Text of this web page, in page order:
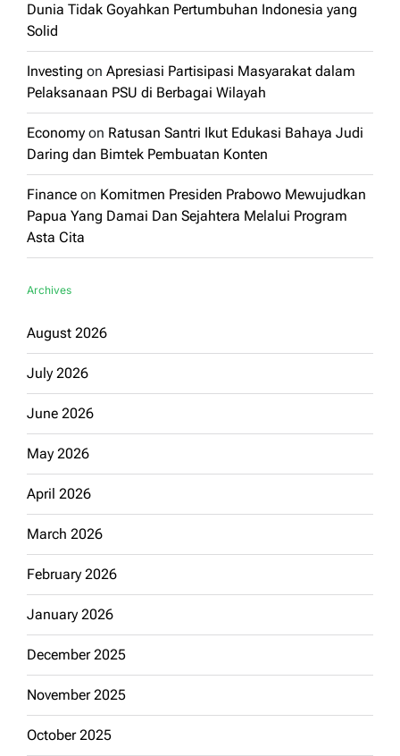
Dunia Tidak Goyahkan Pertumbuhan Indonesia yang
Solid
Investing on Apresiasi Partisipasi Masyarakat dalam
Pelaksanaan PSU di Berbagai Wilayah
Economy on Ratusan Santri Ikut Edukasi Bahaya Judi
Daring dan Bimtek Pembuatan Konten
Finance on Komitmen Presiden Prabowo Mewujudkan
Papua Yang Damai Dan Sejahtera Melalui Program
Asta Cita
Archives
August 2026
July 2026
June 2026
May 2026
April 2026
March 2026
February 2026
January 2026
December 2025
November 2025
October 2025